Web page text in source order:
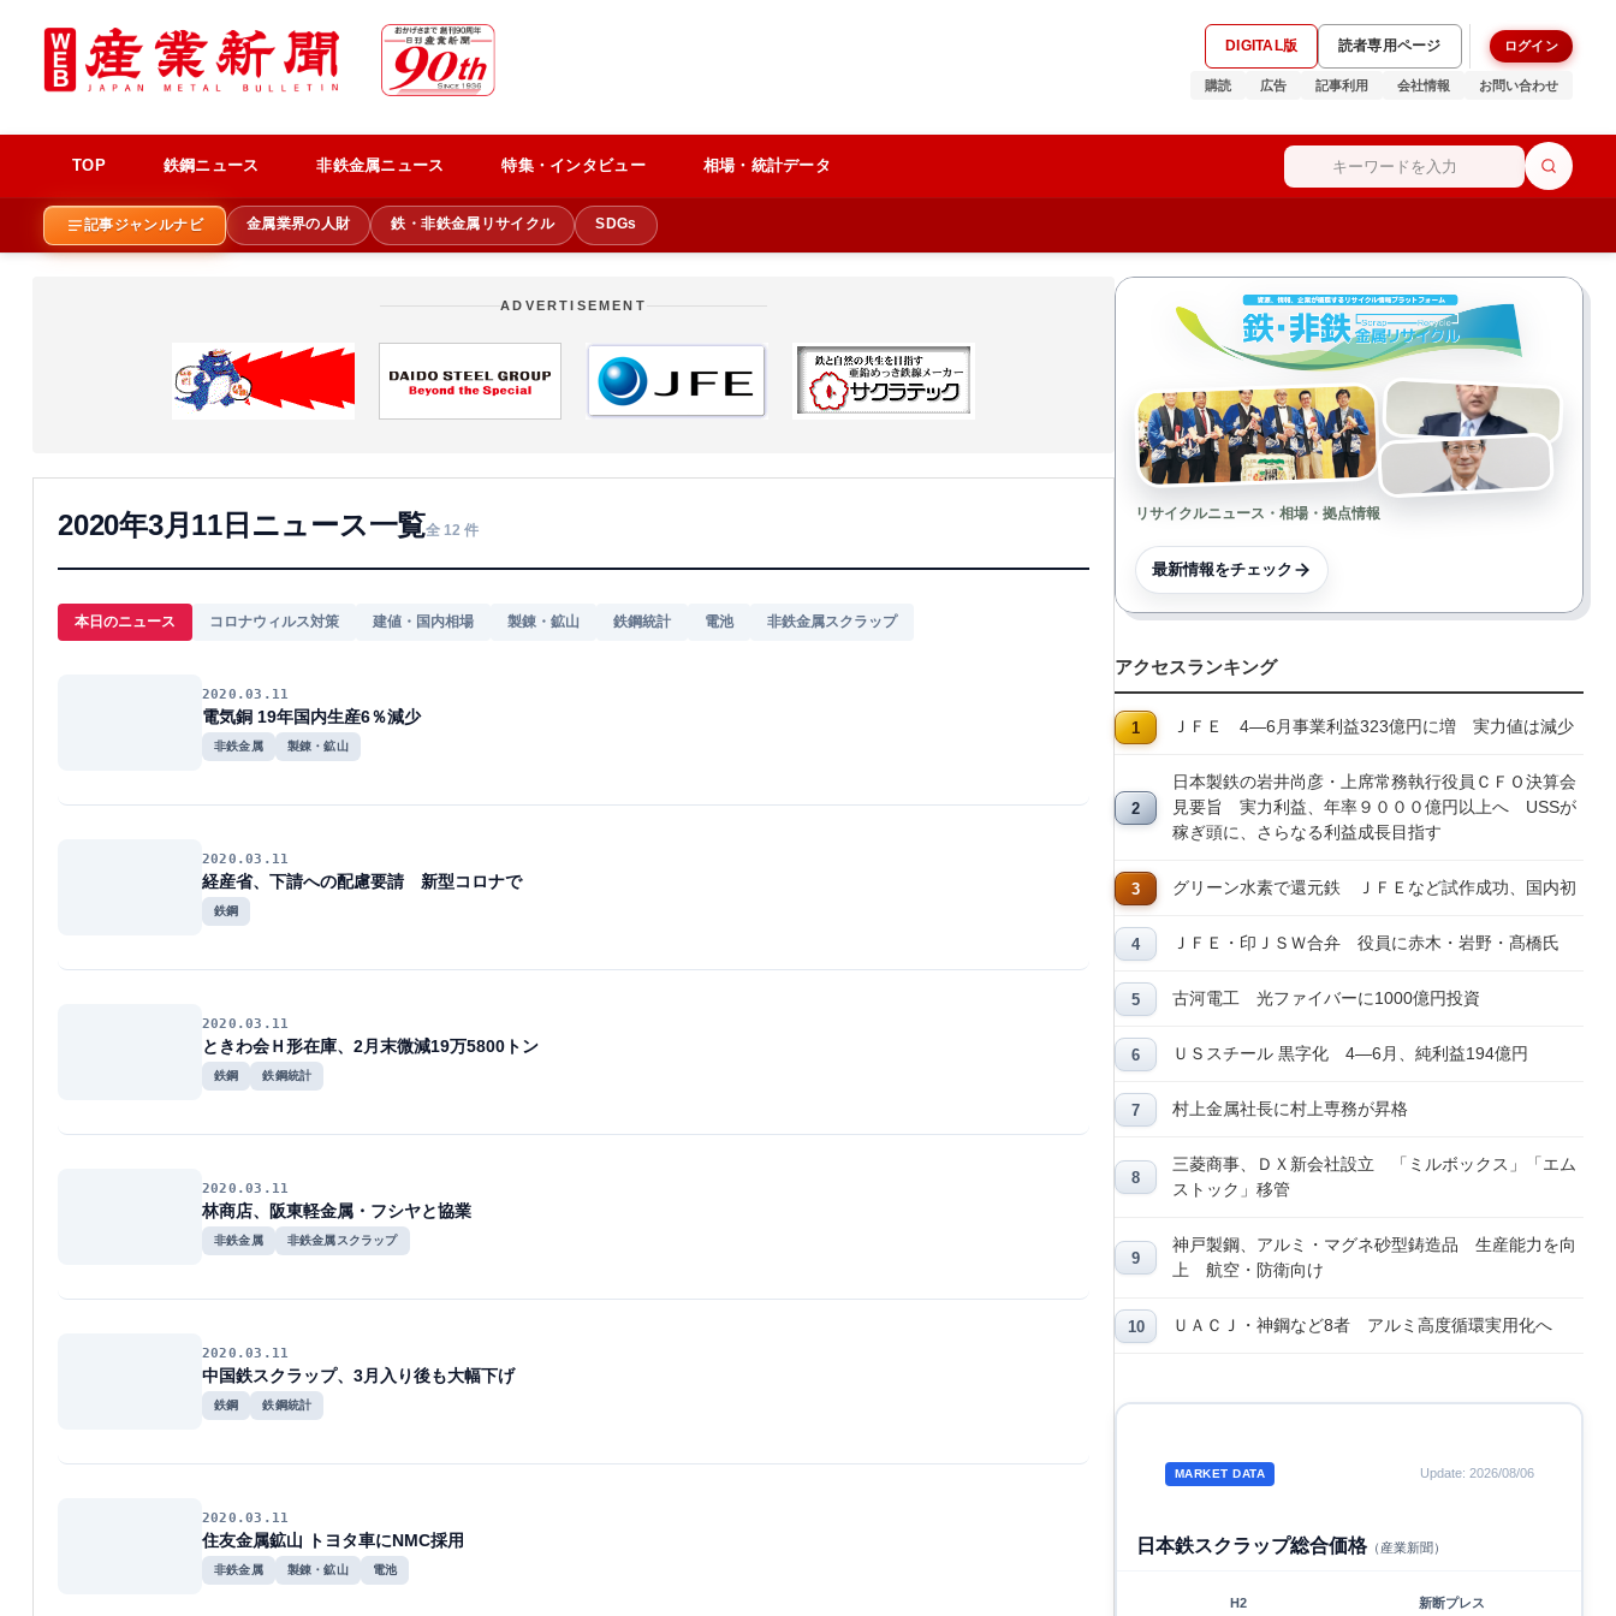
DIGITAL版 読者専用ページ ログイン
購読 広告 記事利用 会社情報 お問い合わせ
TOP 鉄鋼ニュース 非鉄金属ニュース 特集・インタビュー 相場・統計データ
記事ジャンルナビ 金属業界の人財 鉄・非鉄金属リサイクル SDGs
ADVERTISEMENT
2020年3月11日ニュース一覧全 12 件
本日のニュース コロナウィルス対策 建値・国内相場 製錬・鉱山 鉄鋼統計 電池 非鉄金属スクラップ
2020.03.11
電気銅 19年国内生産6％減少
非鉄金属 製錬・鉱山
2020.03.11
経産省、下請への配慮要請 新型コロナで
鉄鋼
2020.03.11
ときわ会Ｈ形在庫、2月末微減19万5800トン
鉄鋼 鉄鋼統計
2020.03.11
林商店、阪東軽金属・フシヤと協業
非鉄金属 非鉄金属スクラップ
2020.03.11
中国鉄スクラップ、3月入り後も大幅下げ
鉄鋼 鉄鋼統計
2020.03.11
住友金属鉱山 トヨタ車にNMC採用
非鉄金属 製錬・鉱山 電池
リサイクルニュース・相場・拠点情報
最新情報をチェック
アクセスランキング
ＪＦＥ 4―6月事業利益323億円に増 実力値は減少
日本製鉄の岩井尚彦・上席常務執行役員ＣＦＯ決算会
見要旨 実力利益、年率９０００億円以上へ USSが
稼ぎ頭に、さらなる利益成長目指す
グリーン水素で還元鉄 ＪＦＥなど試作成功、国内初
ＪＦＥ・印ＪＳＷ合弁 役員に赤木・岩野・髙橋氏
古河電工 光ファイバーに1000億円投資
ＵＳスチール 黒字化 4―6月、純利益194億円
村上金属社長に村上専務が昇格
三菱商事、ＤＸ新会社設立 「ミルボックス」「エム
ストック」移管
神戸製鋼、アルミ・マグネ砂型鋳造品 生産能力を向
上 航空・防衛向け
ＵＡＣＪ・神鋼など8者 アルミ高度循環実用化へ
MARKET DATA Update: 2026/08/06
日本鉄スクラップ総合価格（産業新聞）
H2 新断プレス